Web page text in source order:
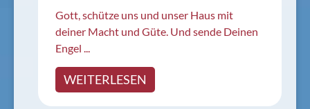
Gott, schütze uns und unser Haus mit
deiner Macht und Güte. Und sende Deinen
Engel ...
WEITERLESEN